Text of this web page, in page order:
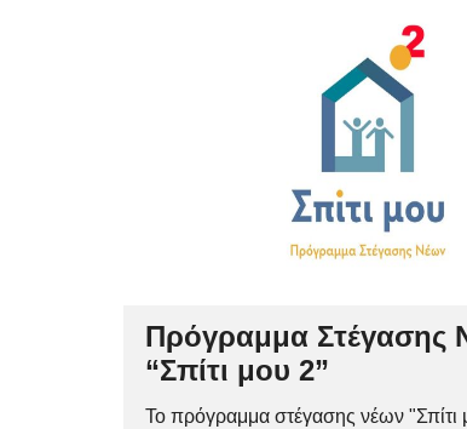
Πρόγραμμα Στέγασης
“Σπίτι μου 2”
Το πρόγραμμα στέγασης νέων